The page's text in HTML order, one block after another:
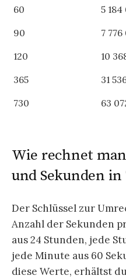
60
5
90
7
120
10
365
31
730
63
Wie rechnet
und Sekunden in
Der Schlüssel zur
Anzahl der Sekunden
aus 24 Stunden, jede
jede Minute aus 60
diese Werte, erhältst